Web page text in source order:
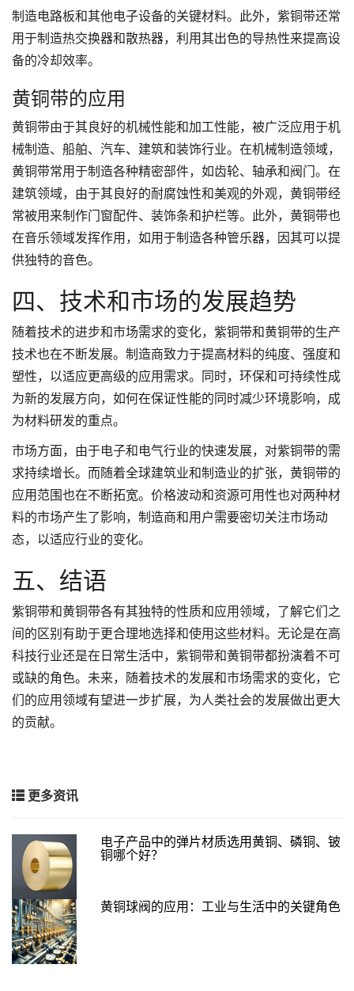
制造电路板和其他电子设备的关键材料。此外，紫铜带还常
用于制造热交换器和散热器，利用其出色的导热性来提高设
备的冷却效率。
黄铜带的应用
黄铜带由于其良好的机械性能和加工性能，被广泛应用于机
械制造、船舶、汽车、建筑和装饰行业。在机械制造领域，
黄铜带常用于制造各种精密部件，如齿轮、轴承和阀门。在
建筑领域，由于其良好的耐腐蚀性和美观的外观，黄铜带经
常被用来制作门窗配件、装饰条和护栏等。此外，黄铜带也
在音乐领域发挥作用，如用于制造各种管乐器，因其可以提
供独特的音色。
四、技术和市场的发展趋势
随着技术的进步和市场需求的变化，紫铜带和黄铜带的生产
技术也在不断发展。制造商致力于提高材料的纯度、强度和
塑性，以适应更高级的应用需求。同时，环保和可持续性成
为新的发展方向，如何在保证性能的同时减少环境影响，成
为材料研发的重点。
市场方面，由于电子和电气行业的快速发展，对紫铜带的需
求持续增长。而随着全球建筑业和制造业的扩张，黄铜带的
应用范围也在不断拓宽。价格波动和资源可用性也对两种材
料的市场产生了影响，制造商和用户需要密切关注市场动
态，以适应行业的变化。
五、结语
紫铜带和黄铜带各有其独特的性质和应用领域，了解它们之
间的区别有助于更合理地选择和使用这些材料。无论是在高
科技行业还是在日常生活中，紫铜带和黄铜带都扮演着不可
或缺的角色。未来，随着技术的发展和市场需求的变化，它
们的应用领域有望进一步扩展，为人类社会的发展做出更大
的贡献。
更多资讯
电子产品中的弹片材质选用黄铜、磷铜、铍
铜哪个好？
黄铜球阀的应用：工业与生活中的关键角色